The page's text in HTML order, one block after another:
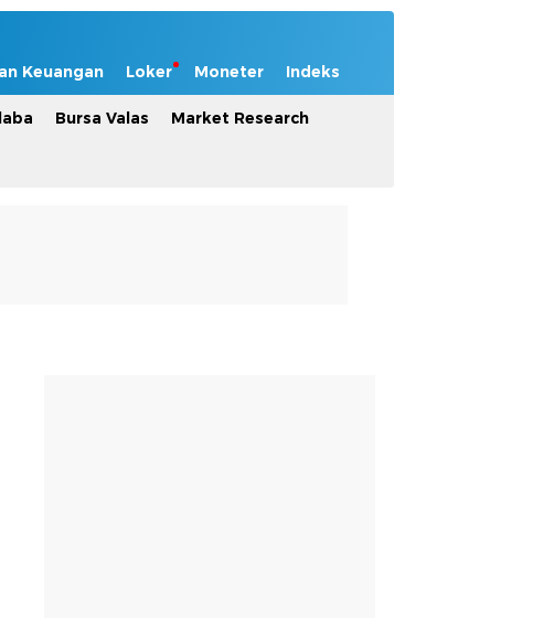
Keuangan Loker Moneter Indeks
Bursa Valas Market Research